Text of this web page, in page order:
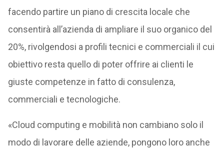
facendo partire un piano di crescita locale che
consentirà all’azienda di ampliare il suo organico del
20%, rivolgendosi a profili tecnici e commerciali il cui
obiettivo resta quello di poter offrire ai clienti le
giuste competenze in fatto di consulenza,
commerciali e tecnologiche.
«Cloud computing e mobilità non cambiano solo il
modo di lavorare delle aziende, pongono loro anche